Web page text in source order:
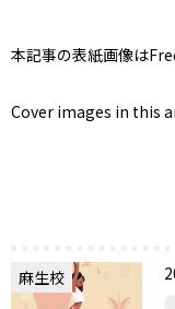
本記事の表紙画像は
Cover images in this
麻生校